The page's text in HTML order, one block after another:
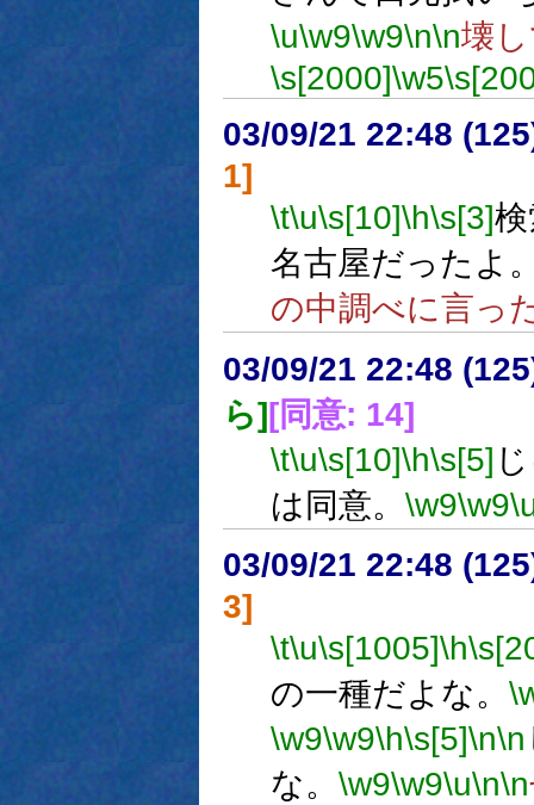
\u\w9\w9\n\n壊
\s[2000]\w5
03/09/21 22:48
1]
\t\u\s[10]\h\s[3]
名古屋だったよ
の中調べに言っ
03/09/21 22:48
ら][同意: 14]
\t\u\s[10]\h\s[5]
は同意。 \w9\w9
03/09/21 22:48
3]
\t\u\s[1005]\h
の一種だよな。
\w9\w9\h\s[5]\n\n
な。 \w9\w9\u\n\n